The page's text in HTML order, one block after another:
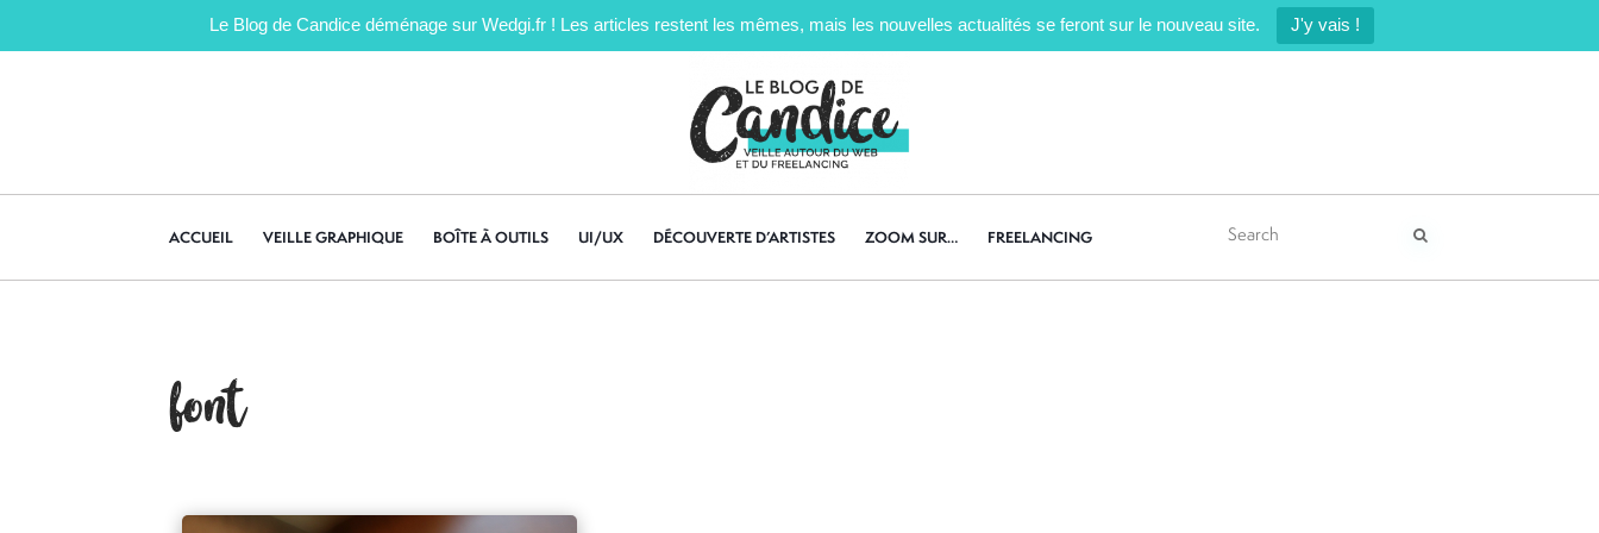
Le Blog de Candice déménage sur Wedgi.fr ! Les articles restent les mêmes, mais les nouvelles actualités se feront sur le nouveau site. J'y vais !
ACCUEIL VEILLE GRAPHIQUE BOÎTE À OUTILS UI/UX DÉCOUVERTE D’ARTISTES ZOOM SUR… FREELANCING
font